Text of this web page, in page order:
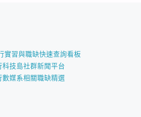
實習與職缺快速查詢看板
技島社群新聞平台
媒系相關職缺精選